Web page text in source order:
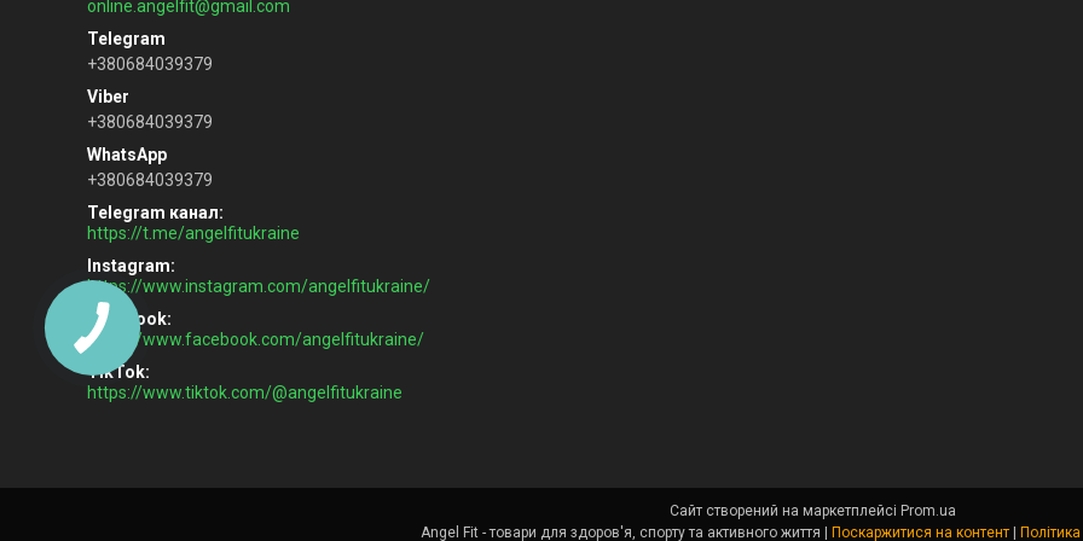
online.angelfit@gmail.com
+380684039379
+380684039379
+380684039379
Telegram канал
https://t.me/angelfitukraine
Instagram
https://www.instagram.com/angelfitukraine/
Facebook
https://www.facebook.com/angelfitukraine/
TikTok
https://www.tiktok.com/@angelfitukraine
Сайт створений на маркетплейсі Prom.ua
Angel Fit - товари для здоров'я, спорту та активного життя | Поскаржитися на контент |